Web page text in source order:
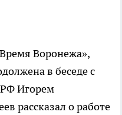
Воронежа»,
в беседе с
Игорем
рассказал о работе